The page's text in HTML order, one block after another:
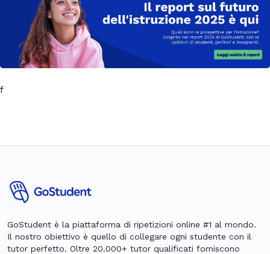
f
GoStudent è la piattaforma di ripetizioni online #1 al mondo.
Il nostro obiettivo è quello di collegare ogni studente con il
tutor perfetto. Oltre 20.000+ tutor qualificati forniscono